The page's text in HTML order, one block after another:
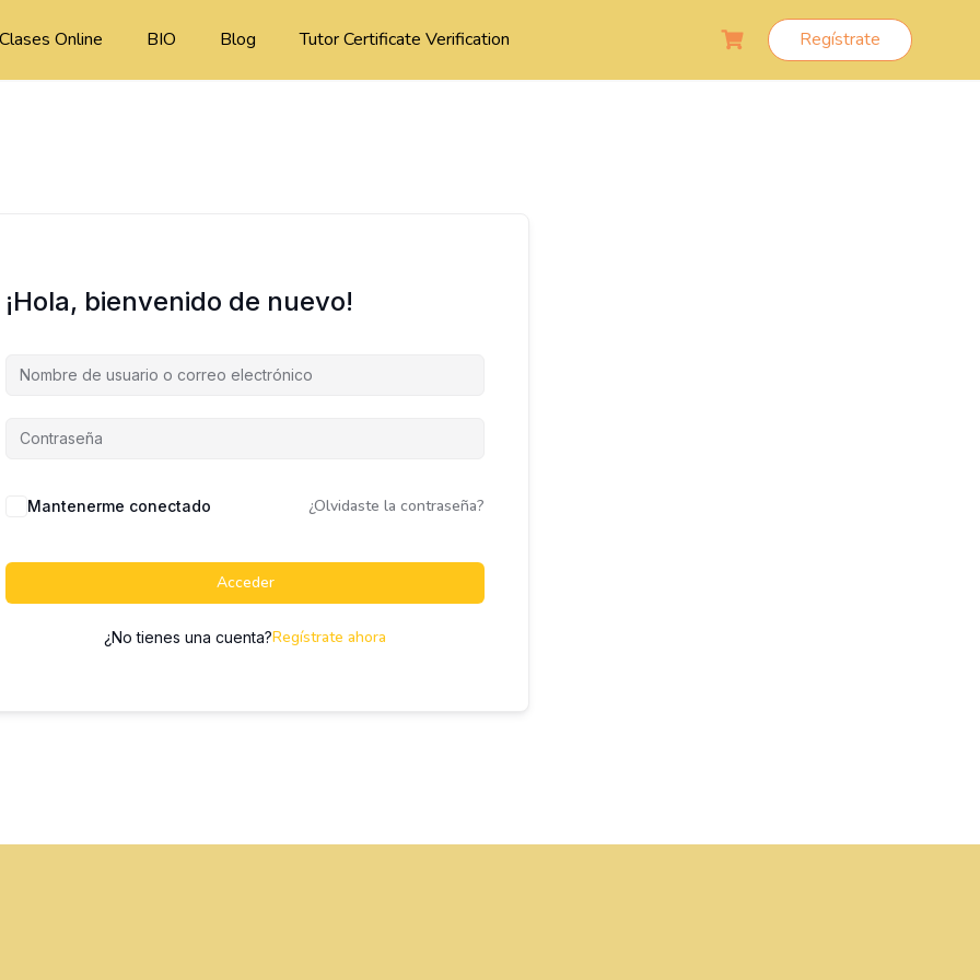
Clases Online BIO Blog Tutor Certificate Verification Regístrate
¡Hola, bienvenido de nuevo!
Mantenerme conectado ¿Olvidaste la contraseña?
Acceder
¿No tienes una cuenta?Regístrate ahora